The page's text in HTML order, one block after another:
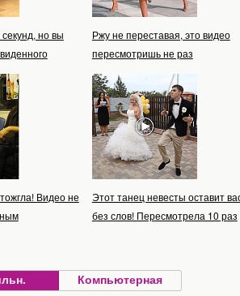
но вы
Ржу не переставая, это видео
пересмотришь не раз
Видео не
Этот танец невесты оставит
без слов! Пересмотрела 10 раз
Компьютерная